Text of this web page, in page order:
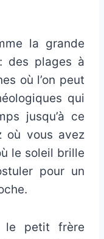
la grande
des plages à
où l’on peut
qui
jusqu’à ce
où vous avez
le soleil brille
pour un
petit frère